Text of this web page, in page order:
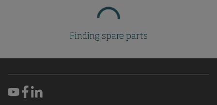
Finding spare parts